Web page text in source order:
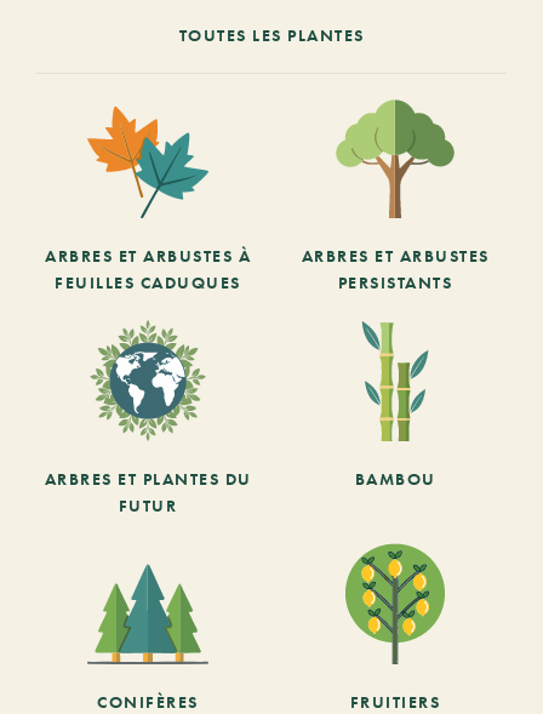
TOUTES LES PLANTES
ARBRES ET ARBUSTES À
FEUILLES CADUQUES
ARBRES ET ARBUSTES
PERSISTANTS
ARBRES ET PLANTES DU
FUTUR
BAMBOU
CONIFÈRES FRUITIERS